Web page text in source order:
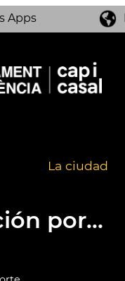
Apps
La ciudad
por...